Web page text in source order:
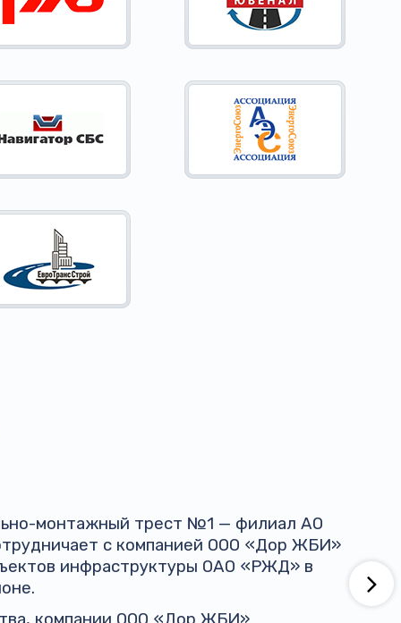
монтажный трест №1 — филиал АО
с компанией ООО «Дор ЖБИ»
инфраструктуры ОАО «РЖД» в